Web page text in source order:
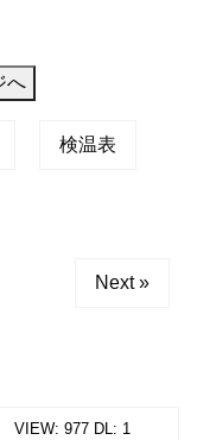
へ
検温表
Next »
VIEW: 977 DL: 1